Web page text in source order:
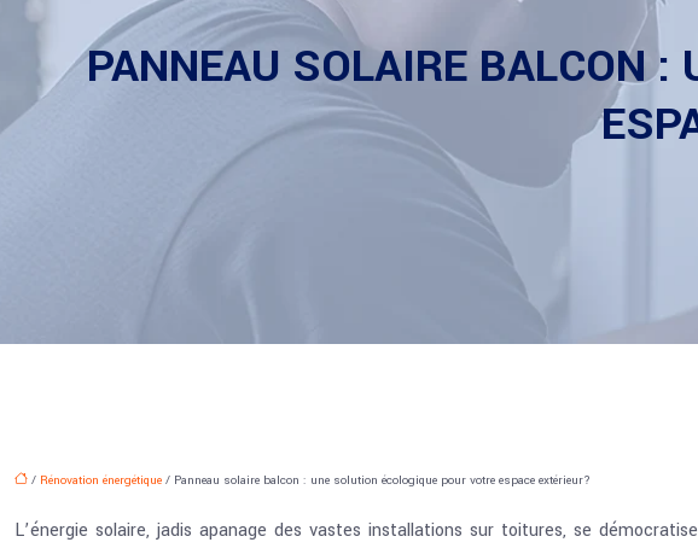
PANNEAU SOLAIRE BALCON :
/ Rénovation énergétique / Panneau solaire balcon : une solution écologique pour votre espace extérieur?
L’énergie solaire, jadis apanage des vastes installations sur toitures, se